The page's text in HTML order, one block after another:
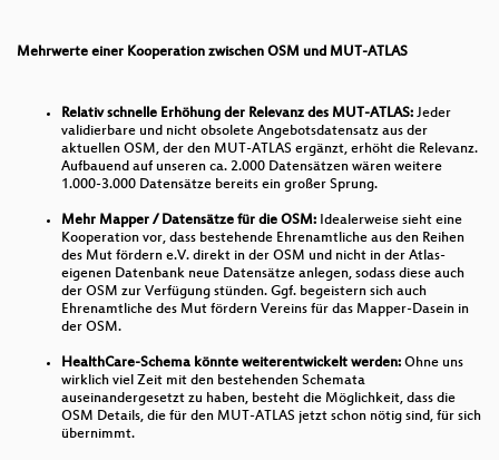
Ad hoc QGIS-Plugin Entwicklung zur Bewertung der
radiologischen Lage im Ukrainekrieg
OSS im schweizerischen ÖREB-Kataster:
Erfahrungen und technische Herausforderungen
Smartphone IMU- und Landmark-basierte Indoor
Open geodata, GI-software und science am Beispiel
einer räumlichen COVID-Studie
QGIS Slim: Wir entschlacken die QGIS-Oberfläche
Mehrwerte einer Kooperation zwischen OSM und MUT-ATLAS
Relativ schnelle Erhöhung der Relevanz des MUT-ATLAS: Jeder
validierbare und nicht obsolete Angebotsdatensatz aus der
aktuellen OSM, der den MUT-ATLAS ergänzt, erhöht die Relevanz.
Aufbauend auf unseren ca. 2.000 Datensätzen wären weitere
1.000-3.000 Datensätze bereits ein großer Sprung.
Mehr Mapper / Datensätze für die OSM: Idealerweise sieht eine
Kooperation vor, dass bestehende Ehrenamtliche aus den Reihen
des Mut fördern e.V. direkt in der OSM und nicht in der Atlas-
eigenen Datenbank neue Datensätze anlegen, sodass diese auch
der OSM zur Verfügung stünden. Ggf. begeistern sich auch
Ehrenamtliche des Mut fördern Vereins für das Mapper-Dasein in
der OSM.
HealthCare-Schema könnte weiterentwickelt werden: Ohne uns
wirklich viel Zeit mit den bestehenden Schemata
auseinandergesetzt zu haben, besteht die Möglichkeit, dass die
OSM Details, die für den MUT-ATLAS jetzt schon nötig sind, für sich
übernimmt.